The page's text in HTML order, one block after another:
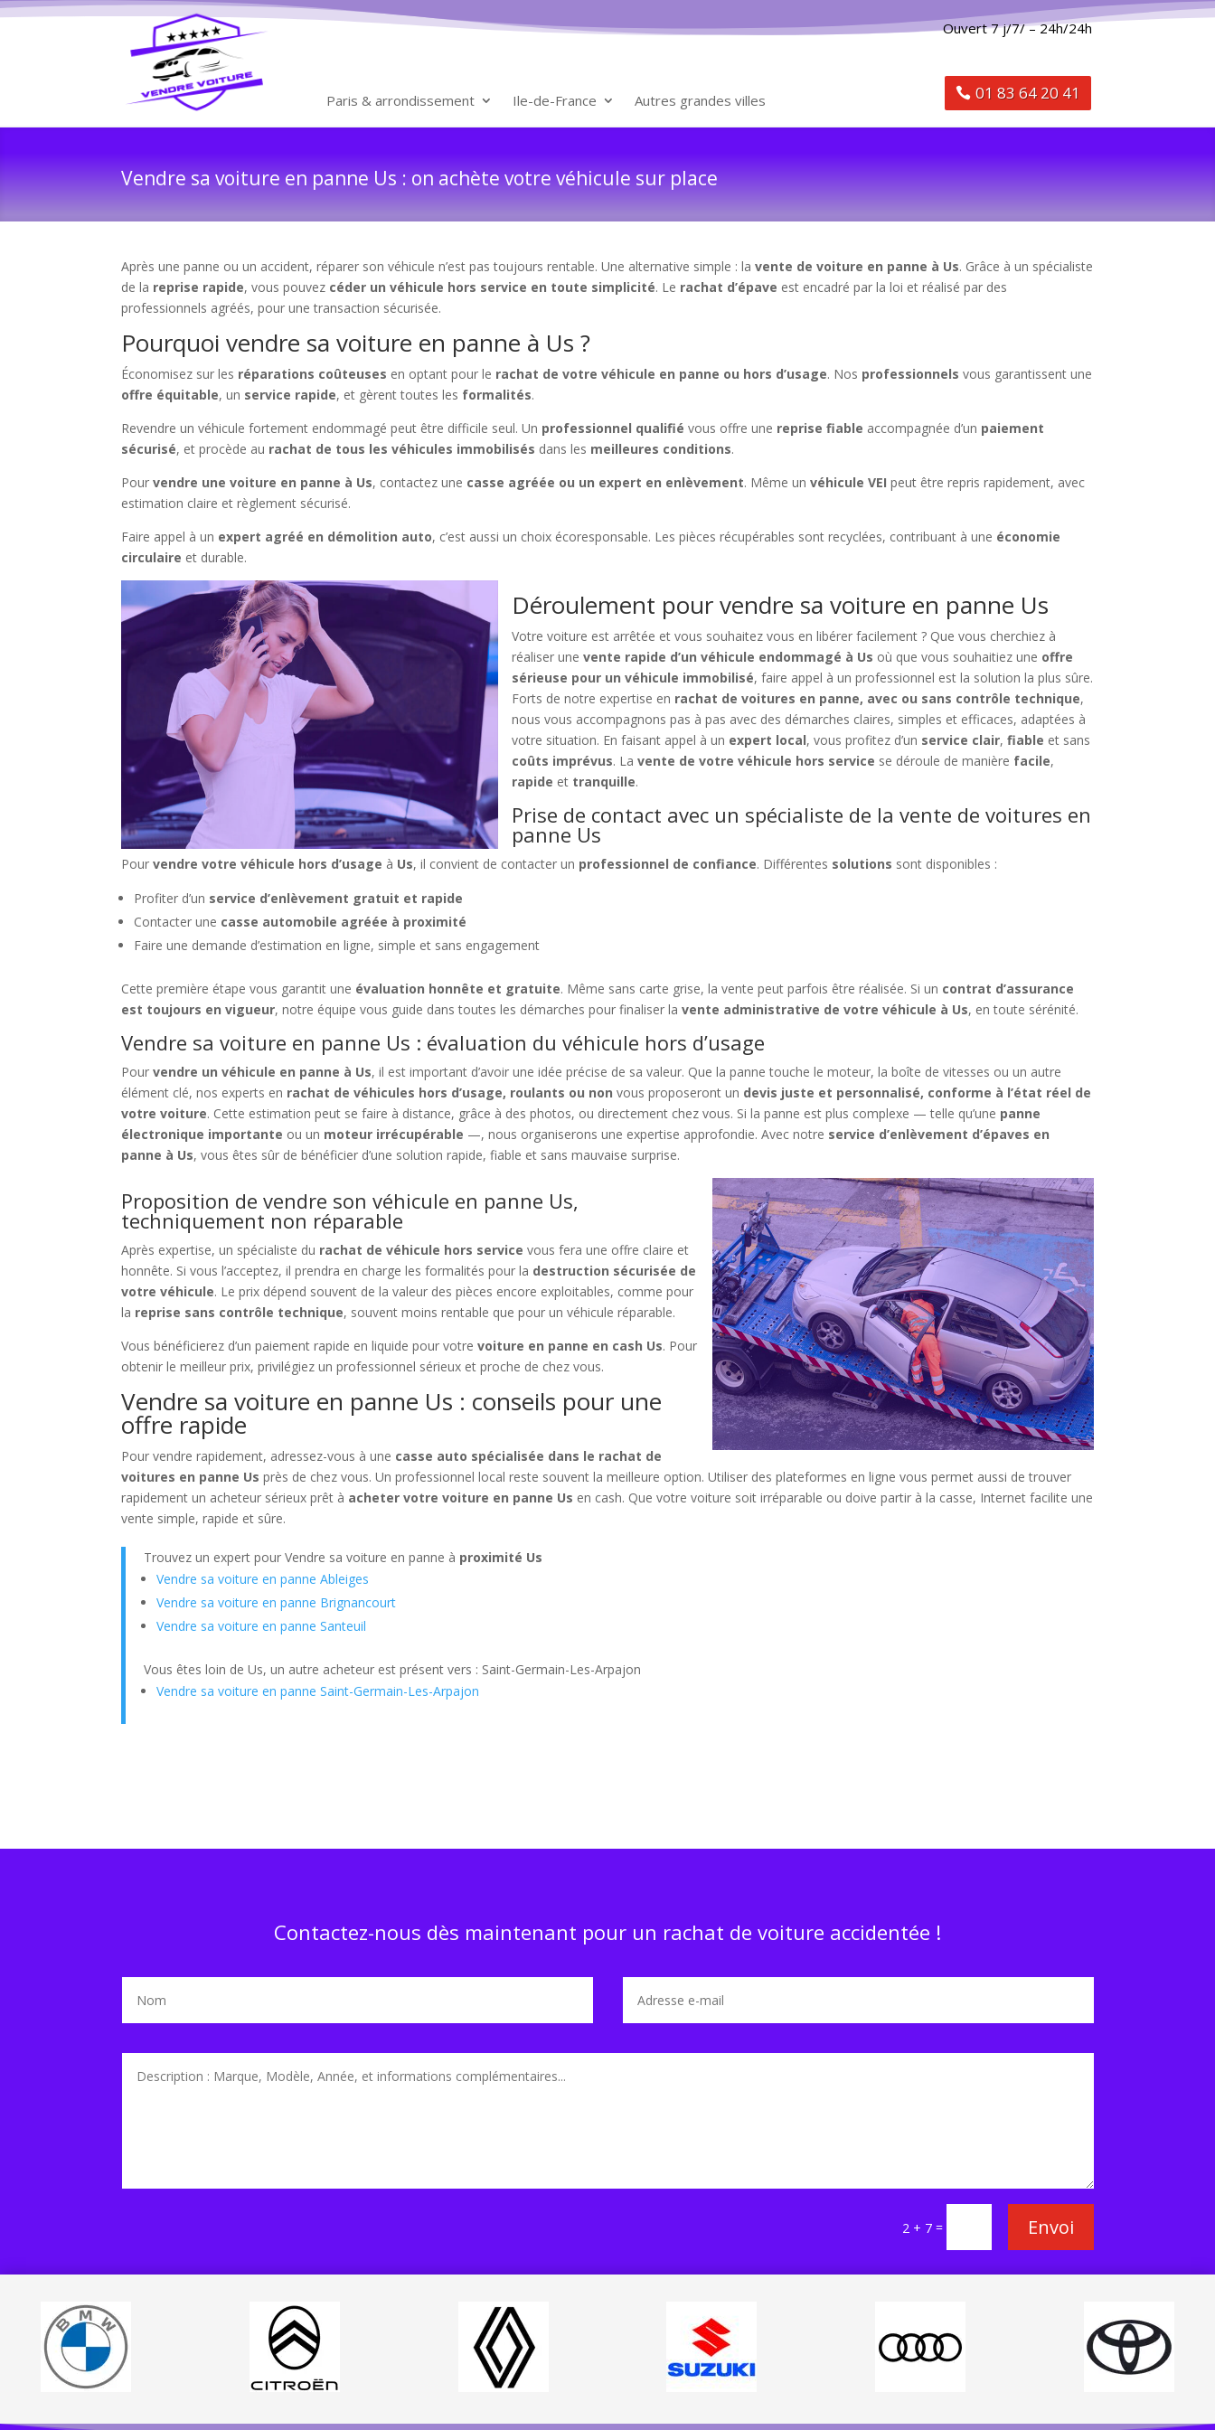
Paris & arrondissement Ile-de-France Autres grandes villes
Ouvert 7 j/7/ – 24h/24h
01 83 64 20 41
Vendre sa voiture en panne Us : on achète votre véhicule sur place
Après une panne ou un accident, réparer son véhicule n’est pas toujours rentable. Une alternative simple : lavente de voiture en panne à Us. Grâce à un spécialiste
de la reprise rapide, vous pouvez céder un véhicule hors service en toute simplicité. Le rachat d’épave est encadré par la loi et réalisé par des
professionnels agréés, pour une transaction sécurisée.
Pourquoi vendre sa voiture en panne à Us ?
Économisez sur les réparations coûteuses en optant pour le rachat de votre véhicule en panne ou hors d’usage. Nos professionnels vous garantissent une
offre équitable, un service rapide, et gèrent toutes les formalités.
Revendre un véhicule fortement endommagé peut être difficile seul. Un professionnel qualifié vous offre une reprise fiable accompagnée d’un paiement
sécurisé, et procède au rachat de tous les véhicules immobilisés dans les meilleures conditions.
Pourvendre une voiture en panne à Us, contactez une casse agréée ou un expert en enlèvement. Même unvéhicule VEI peut être repris rapidement, avec
estimation claire et règlement sécurisé.
Faire appel à un expert agréé en démolition auto, c’est aussi un choix écoresponsable. Les pièces récupérables sont recyclées, contribuant à une économie
circulaire et durable.
Déroulement pour vendre sa voiture en panne Us
Votre voiture est arrêtée et vous souhaitez vous en libérer facilement ? Que vous cherchiez à
réaliser unevente rapide d’un véhicule endommagé à Us où que vous souhaitiez une offre
sérieuse pour un véhicule immobilisé, faire appel à un professionnel est la solution la plus sûre.
Forts de notre expertise en rachat de voitures en panne, avec ou sans contrôle technique,
nous vous accompagnons pas à pas avec des démarches claires, simples et efficaces, adaptées à
votre situation. En faisant appel à un expert local, vous profitez d’un service clair,fiable et sans
coûts imprévus. Lavente de votre véhicule hors service se déroule de manière facile,
rapide et tranquille.
Prise de contact avec un spécialiste de la vente de voitures en
panne Us
Pourvendre votre véhicule hors d’usage à Us, il convient de contacter un professionnel de confiance. Différentes solutions sont disponibles :
Profiter d’un service d’enlèvement gratuit et rapide
Contacter une casse automobile agréée à proximité
Faire une demande d’estimation en ligne, simple et sans engagement
Cette première étape vous garantit une évaluation honnête et gratuite. Même sans carte grise, la vente peut parfois être réalisée. Si un contrat d’assurance
est toujours en vigueur, notre équipe vous guide dans toutes les démarches pour finaliser lavente administrative de votre véhicule à Us, en toute sérénité.
Vendre sa voiture en panne Us : évaluation du véhicule hors d’usage
Pourvendre un véhicule en panne à Us, il est important d’avoir une idée précise de sa valeur. Que la panne touche le moteur, la boîte de vitesses ou un autre
élément clé, nos experts en rachat de véhicules hors d’usage, roulants ou non vous proposeront un devis juste et personnalisé, conforme à l’état réel de
votre voiture. Cette estimation peut se faire à distance, grâce à des photos, ou directement chez vous. Si la panne est plus complexe — telle qu’une panne
électronique importante ou un moteur irrécupérable —, nous organiserons une expertise approfondie. Avec notre service d’enlèvement d’épaves en
panne à Us, vous êtes sûr de bénéficier d’une solution rapide, fiable et sans mauvaise surprise.
Proposition de vendre son véhicule en panne Us,
techniquement non réparable
Après expertise, un spécialiste du rachat de véhicule hors service vous fera une offre claire et
honnête. Si vous l’acceptez, il prendra en charge les formalités pour la destruction sécurisée de
votre véhicule. Le prix dépend souvent de la valeur des pièces encore exploitables, comme pour
la reprise sans contrôle technique, souvent moins rentable que pour un véhicule réparable.
Vous bénéficierez d’un paiement rapide en liquide pour votrevoiture en panne en cash Us. Pour
obtenir le meilleur prix, privilégiez un professionnel sérieux et proche de chez vous.
Vendre sa voiture en panne Us : conseils pour une
offre rapide
Pour vendre rapidement, adressez-vous à une casse auto spécialisée dans le rachat de
voitures en panne Us près de chez vous. Un professionnel local reste souvent la meilleure option. Utiliser des plateformes en ligne vous permet aussi de trouver
rapidement un acheteur sérieux prêt à acheter votre voiture en panne Us en cash. Que votre voiture soit irréparable ou doive partir à la casse, Internet facilite une
vente simple, rapide et sûre.
Trouvez un expert pour Vendre sa voiture en panne à proximité Us
Vendre sa voiture en panne Ableiges
Vendre sa voiture en panne Brignancourt
Vendre sa voiture en panne Santeuil
Vous êtes loin de Us, un autre acheteur est présent vers : Saint-Germain-Les-Arpajon
Vendre sa voiture en panne Saint-Germain-Les-Arpajon
Contactez-nous dès maintenant pour un rachat de voiture accidentée !
2 + 7= Envoi